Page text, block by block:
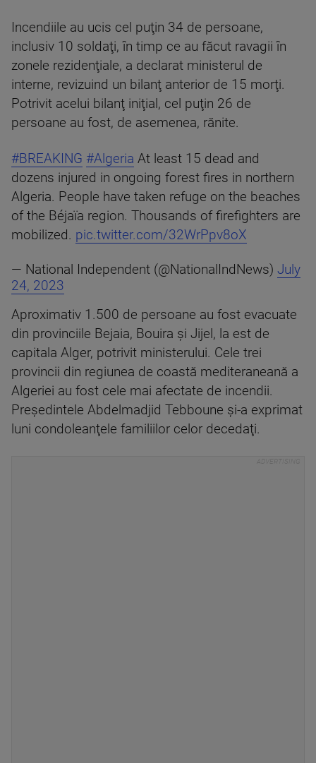
Incendiile au ucis cel puţin 34 de persoane,
inclusiv 10 soldaţi, în timp ce au făcut ravagii în
zonele rezidenţiale, a declarat ministerul de
interne, revizuind un bilanţ anterior de 15 morţi.
Potrivit acelui bilanţ iniţial, cel puţin 26 de
persoane au fost, de asemenea, rănite.
#BREAKING #Algeria At least 15 dead and
dozens injured in ongoing forest fires in northern
Algeria. People have taken refuge on the beaches
of the Béjaïa region. Thousands of firefighters are
mobilized. pic.twitter.com/32WrPpv8oX
— National Independent (@NationalIndNews) July
24, 2023
Aproximativ 1.500 de persoane au fost evacuate
din provinciile Bejaia, Bouira şi Jijel, la est de
capitala Alger, potrivit ministerului. Cele trei
provincii din regiunea de coastă mediteraneană a
Algeriei au fost cele mai afectate de incendii.
Preşedintele Abdelmadjid Tebboune şi-a exprimat
luni condoleanţele familiilor celor decedaţi.